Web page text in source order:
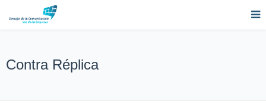
Contra Réplica